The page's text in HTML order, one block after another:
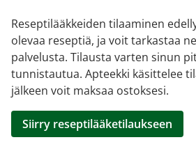
Reseptilääkkeiden tilaaminen
olevaa reseptiä, ja voit tarkastaa ne
palvelusta. Tilausta varten sinun
tunnistautua. Apteekki käsittelee
jälkeen voit maksaa ostoksesi.
Siirry reseptilääketilaukseen